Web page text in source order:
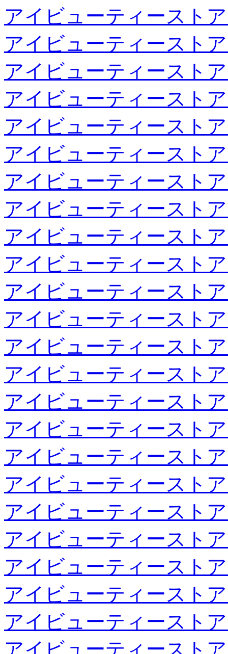
アイビューティースト
アイビューティースト
アイビューティースト
アイビューティースト
アイビューティースト
アイビューティースト
アイビューティースト
アイビューティースト
アイビューティースト
アイビューティースト
アイビューティースト
アイビューティースト
アイビューティースト
アイビューティースト
アイビューティースト
アイビューティースト
アイビューティースト
アイビューティースト
アイビューティースト
アイビューティースト
アイビューティースト
アイビューティースト
アイビューティースト
アイビューティースト